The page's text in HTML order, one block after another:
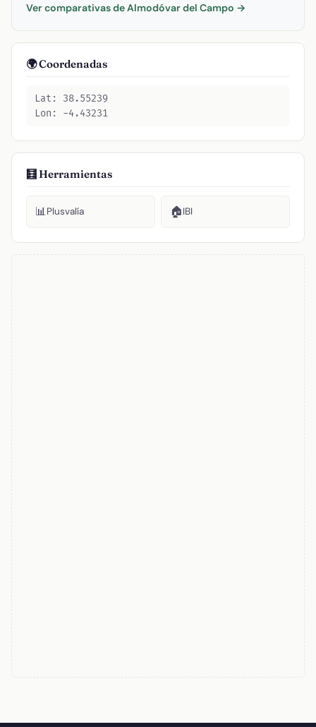
Ver comparativas de Almodóvar del Campo →
🌍 Coordenadas
Lat: 38.55239
Lon: -4.43231
🧮 Herramientas
📊Plusvalía 🏠IBI